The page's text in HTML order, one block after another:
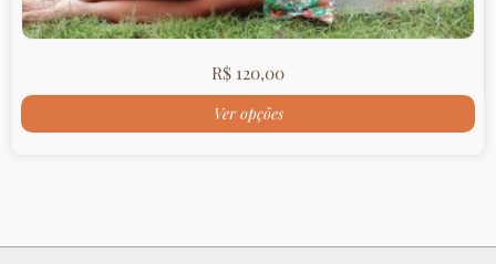
R$ 120,00
Ver opções